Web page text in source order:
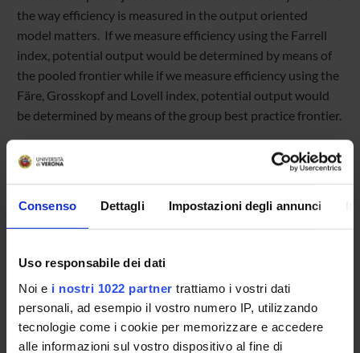
Consenso Dettagli Impostazioni degli annunci
Uso responsabile dei dati
Noi e i nostri 1022 partner trattiamo i vostri dati
personali, ad esempio il vostro numero IP, utilizzando
tecnologie come i cookie per memorizzare e accedere
alle informazioni sul vostro dispositivo al fine di
the way efficiency is measured in the output oriented
model matters. If we measure efficiency using the Farrell
index, potential output would be determined by means of
the pooled frontier while if we measure efficiency using the
Färe, Grosskopf and Lovell index, potential output would
be determined by means of the group best practice frontier.
Referente
Angelo Zago
Data pubblicazione